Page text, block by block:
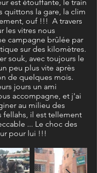
est étouffante, le train
quittons la gare, la clim
ouf !!! A travers
les vitres nous
campagne brûlée par
sur des kilomètres.
souk, avec toujours le
peu plus vite après
de quelques mois.
jours un ami
accompagne, et j'ai
au milieu des
fellahs, il est tellement
... Le choc des
pour lui !!!